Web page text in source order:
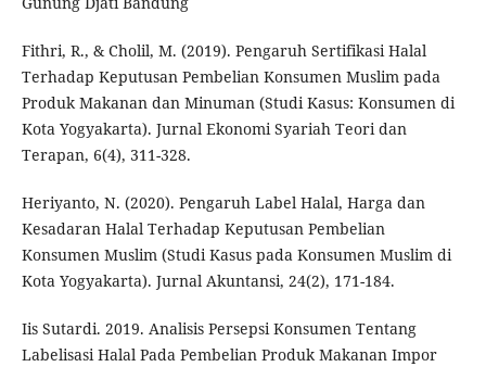
Fithri, R., & Cholil, M. (2019). Pengaruh Sertifikasi Halal
Terhadap Keputusan Pembelian Konsumen Muslim pada
Produk Makanan dan Minuman (Studi Kasus: Konsumen di
Kota Yogyakarta). Jurnal Ekonomi Syariah Teori dan
Terapan, 6(4), 311-328.
Heriyanto, N. (2020). Pengaruh Label Halal, Harga dan
Kesadaran Halal Terhadap Keputusan Pembelian
Konsumen Muslim (Studi Kasus pada Konsumen Muslim di
Kota Yogyakarta). Jurnal Akuntansi, 24(2), 171-184.
Iis Sutardi. 2019. Analisis Persepsi Konsumen Tentang
Labelisasi Halal Pada Pembelian Produk Makanan Impor